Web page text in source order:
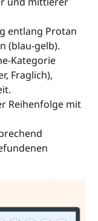
entlang Protan
(blau-gelb).
Kategorie
Fraglich),
Reihenfolge mit